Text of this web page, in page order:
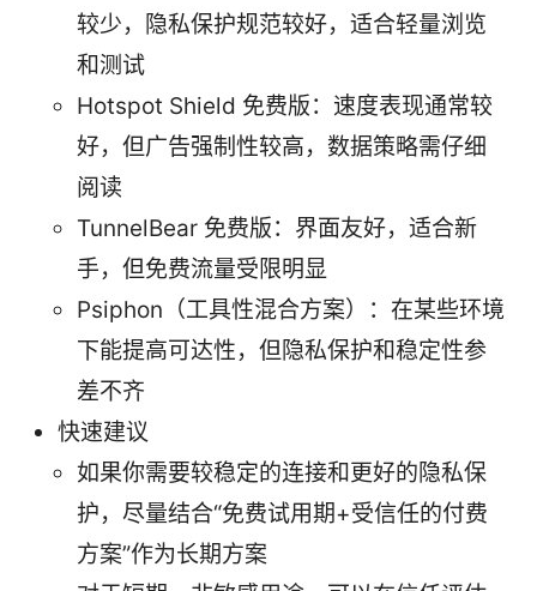
较少，隐私保护规范较好，适合轻量浏览
和测试
Hotspot Shield 免费版：速度表现通常较
好，但广告强制性较高，数据策略需仔细
阅读
TunnelBear 免费版：界面友好，适合新
手，但免费流量受限明显
Psiphon（工具性混合方案）：在某些环境
下能提高可达性，但隐私保护和稳定性参
差不齐
快速建议
如果你需要较稳定的连接和更好的隐私保
护，尽量结合“免费试用期+受信任的付费
方案”作为长期方案